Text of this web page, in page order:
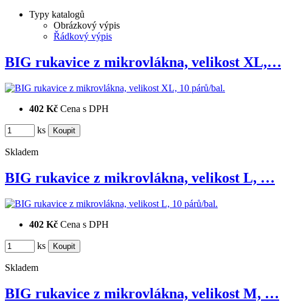
Typy katalogů
Obrázkový výpis
Řádkový výpis
BIG rukavice z mikrovlákna, velikost XL,…
402 Kč Cena s DPH
ks
Skladem
BIG rukavice z mikrovlákna, velikost L, …
402 Kč Cena s DPH
ks
Skladem
BIG rukavice z mikrovlákna, velikost M, …